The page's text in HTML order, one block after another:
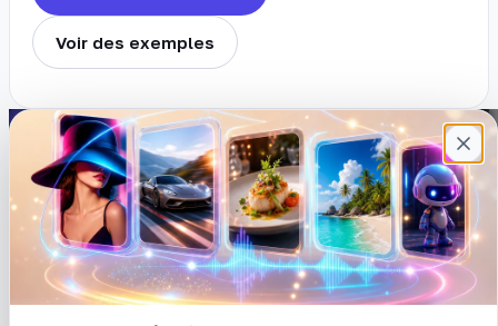
Voir des exemples
Plateforme française de création de
contenu avec l’IA. Demandez, Roboto crée.
DÉCOUVRIR
Prompts
Blog
COMPTE
Connexion
Créer un compte